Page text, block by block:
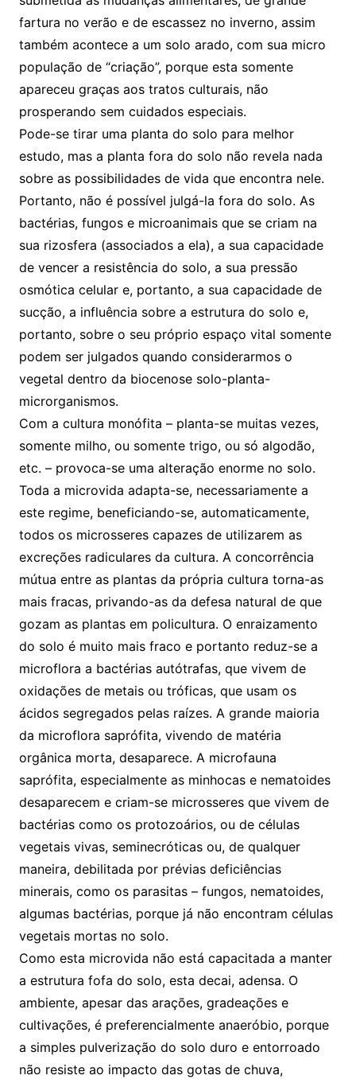
fartura no verão e de escassez no inverno, assim
também acontece a um solo arado, com sua micro
população de “criação”, porque esta somente
apareceu graças aos tratos culturais, não
prosperando sem cuidados especiais.
Pode-se tirar uma planta do solo para melhor
estudo, mas a planta fora do solo não revela nada
sobre as possibilidades de vida que encontra nele.
Portanto, não é possível julgá-la fora do solo. As
bactérias, fungos e microanimais que se criam na
sua rizosfera (associados a ela), a sua capacidade
de vencer a resistência do solo, a sua pressão
osmótica celular e, portanto, a sua capacidade de
sucção, a influência sobre a estrutura do solo e,
portanto, sobre o seu próprio espaço vital somente
podem ser julgados quando considerarmos o
vegetal dentro da biocenose solo-planta-
microrganismos.
Com a cultura monófita – planta-se muitas vezes,
somente milho, ou somente trigo, ou só algodão,
etc. – provoca-se uma alteração enorme no solo.
Toda a microvida adapta-se, necessariamente a
este regime, beneficiando-se, automaticamente,
todos os microsseres capazes de utilizarem as
excreções radiculares da cultura. A concorrência
mútua entre as plantas da própria cultura torna-as
mais fracas, privando-as da defesa natural de que
gozam as plantas em policultura. O enraizamento
do solo é muito mais fraco e portanto reduz-se a
microflora a bactérias autótrafas, que vivem de
oxidações de metais ou tróficas, que usam os
ácidos segregados pelas raízes. A grande maioria
da microflora saprófita, vivendo de matéria
orgânica morta, desaparece. A microfauna
saprófita, especialmente as minhocas e nematoides
desaparecem e criam-se microsseres que vivem de
bactérias como os protozoários, ou de células
vegetais vivas, seminecróticas ou, de qualquer
maneira, debilitada por prévias deficiências
minerais, como os parasitas – fungos, nematoides,
algumas bactérias, porque já não encontram células
vegetais mortas no solo.
Como esta microvida não está capacitada a manter
a estrutura fofa do solo, esta decai, adensa. O
ambiente, apesar das arações, gradeações e
cultivações, é preferencialmente anaeróbio, porque
a simples pulverização do solo duro e entorroado
não resiste ao impacto das gotas de chuva,